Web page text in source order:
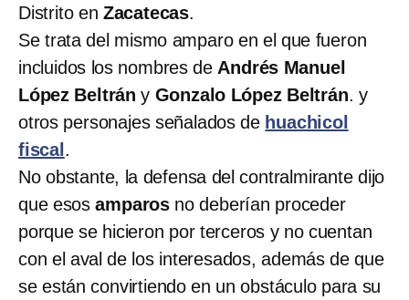
Distrito en Zacatecas.
Se trata del mismo amparo en el que fueron
incluidos los nombres de Andrés Manuel
López Beltrán y Gonzalo López Beltrán. y
otros personajes señalados de huachicol
fiscal .
No obstante, la defensa del contralmirante dijo
que esosamparos no deberían proceder
porque se hicieron por terceros y no cuentan
con el aval de los interesados, además de que
se están convirtiendo en un obstáculo para su